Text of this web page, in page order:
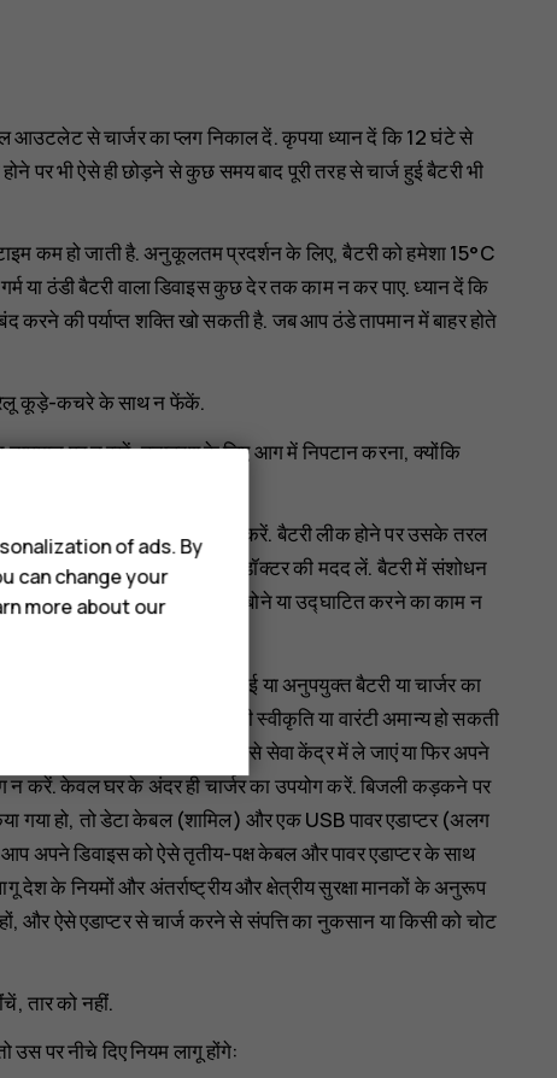
आउटलेट से चार्जर का प्लग निकाल दें. कृपया ध्यान दें कि 12 घंटे से
पर भी ऐसे ही छोड़ने से कुछ समय बाद पूरी तरह से चार्ज हुई बैटरी भी
कम हो जाती है. अनुकूलतम प्रदर्शन के लिए, बैटरी को हमेशा 15°C
ठंडी बैटरी वाला डिवाइस कुछ देर तक काम न कर पाए. ध्यान दें कि
करने की पर्याप्त शक्ति खो सकती है. जब आप ठंडे तापमान में बाहर होते
घरेलू कूड़े-कचरे के साथ न फेंकें.
पर न रखें, उदाहरण के लिए आग में निपटान करना, क्योंकि
तरह से क्षति पहुंचाने का काम न करें. बैटरी लीक होने पर उसके तरल
जगह को तुरंत पानी से धो डालें या डॉक्टर की मदद लें. बैटरी में संशोधन
अथवा अन्य तरल पदार्थ में डुबोने या उद्घाटित करने का काम न
न करने अथवा स्वीकृति नहीं दी गई या अनुपयुक्त बैटरी या चार्जर का
हो सकता है और इससे कोई भी स्वीकृति या वारंटी अमान्य हो सकती
उसका उपयोग जारी रखने से पहले उसे सेवा केंद्र में ले जाएं या फिर अपने
न करें. केवल घर के अंदर ही चार्जर का उपयोग करें. बिजली कड़कने पर
गया हो, तो डेटा केबल (शामिल) और एक USB पावर एडाप्टर (अलग
अपने डिवाइस को ऐसे तृतीय-पक्ष केबल और पावर एडाप्टर के साथ
के नियमों और अंतर्राष्ट्रीय और क्षेत्रीय सुरक्षा मानकों के अनुरूप
और ऐसे एडाप्टर से चार्ज करने से संपत्ति का नुकसान या किसी को चोट
तार को नहीं.
पर नीचे दिए नियम लागू होंगे:
of ads. By
can change your
more about our